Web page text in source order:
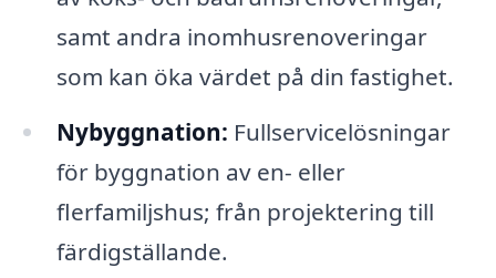
samt andra inomhusrenoveringar
som kan öka värdet på din fastighet.
Nybyggnation: Fullservicelösningar
för byggnation av en- eller
flerfamiljshus; från projektering till
färdigställande.